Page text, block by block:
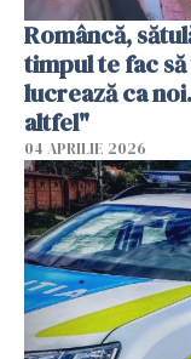
Româncă,
timpul te fac
lucrează ca
altfel"
04 APRILIE 2026